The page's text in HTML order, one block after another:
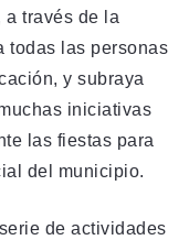
a través de la
todas las personas
y subraya
iniciativas
las fiestas para
del municipio.
de actividades